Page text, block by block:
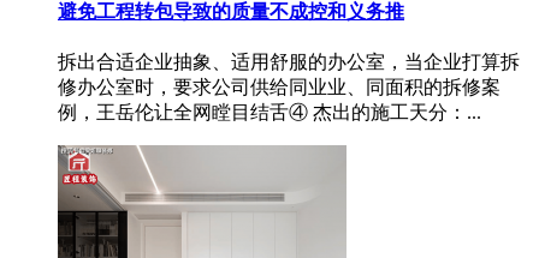
避免工程转包导致的质量不成控和义务推
拆出合适企业抽象、适用舒服的办公室，当企业打算拆
修办公室时，要求公司供给同业业、同面积的拆修案
例，王岳伦让全网瞠目结舌④ 杰出的施工天分：...